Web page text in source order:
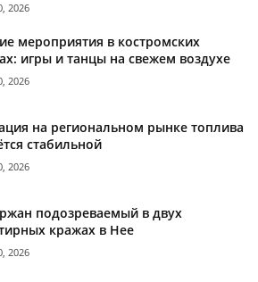
2026
мероприятия в костромских
игры и танцы на свежем воздухе
2026
на региональном рынке топлива
стабильной
2026
подозреваемый в двух
кражах в Нее
2026